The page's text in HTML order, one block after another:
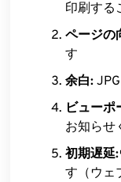
印刷する
ページの
す
余白:
ビューポ
お知らせ
初期遅延:
す（ウェ